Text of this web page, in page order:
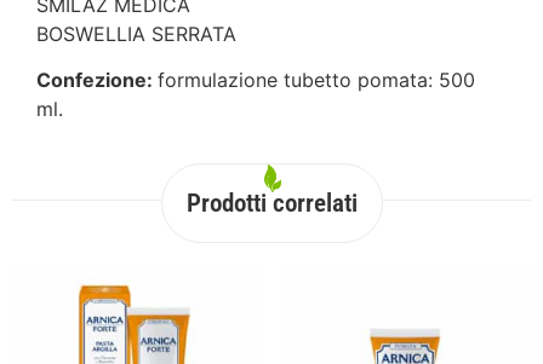
BOSWELLIA SERRATA
Confezione: formulazione tubetto pomata: 500
ml.
Prodotti correlati